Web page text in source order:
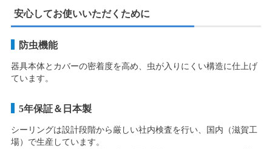
安心してお使いいただくために
防虫機能
器具本体とカバーの密着度を高め、虫が入りにくい構造に仕上げ
ています。
5年保証＆日本製
シーリングは設計段階から厳しい社内検査を行い、国内（滋賀工
場）で生産しています。